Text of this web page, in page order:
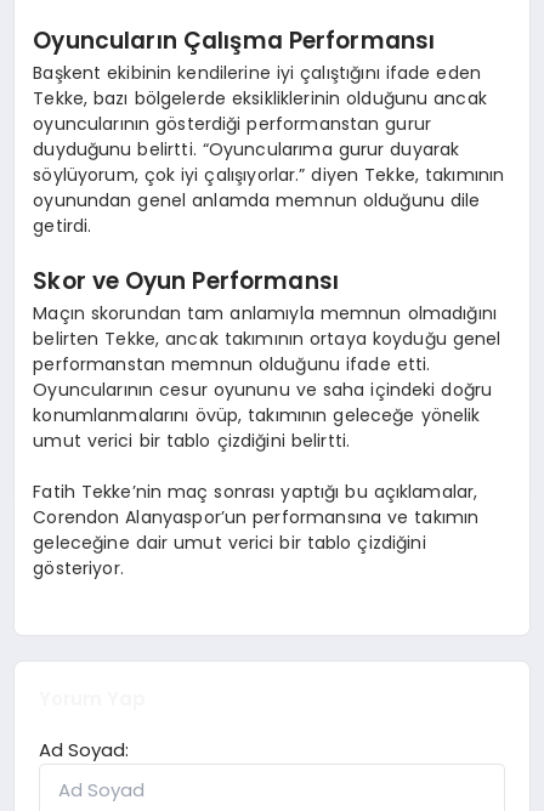
Oyuncuların Çalışma Performansı
Başkent ekibinin kendilerine iyi çalıştığını ifade eden
Tekke, bazı bölgelerde eksikliklerinin olduğunu ancak
oyuncularının gösterdiği performanstan gurur
duyduğunu belirtti. “Oyuncularıma gurur duyarak
söylüyorum, çok iyi çalışıyorlar.” diyen Tekke, takımının
oyunundan genel anlamda memnun olduğunu dile
getirdi.
Skor ve Oyun Performansı
Maçın skorundan tam anlamıyla memnun olmadığını
belirten Tekke, ancak takımının ortaya koyduğu genel
performanstan memnun olduğunu ifade etti.
Oyuncularının cesur oyununu ve saha içindeki doğru
konumlanmalarını övüp, takımının geleceğe yönelik
umut verici bir tablo çizdiğini belirtti.
Fatih Tekke’nin maç sonrası yaptığı bu açıklamalar,
Corendon Alanyaspor’un performansına ve takımın
geleceğine dair umut verici bir tablo çizdiğini
gösteriyor.
Ad Soyad: